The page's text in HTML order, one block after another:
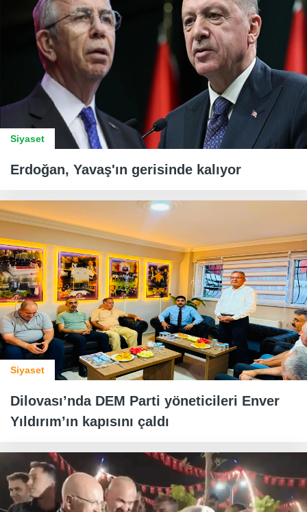
Siyaset
Erdoğan, Yavaş'ın gerisinde kalıyor
Siyaset
Dilovası’nda DEM Parti yöneticileri Enver
Yıldırım’ın kapısını çaldı